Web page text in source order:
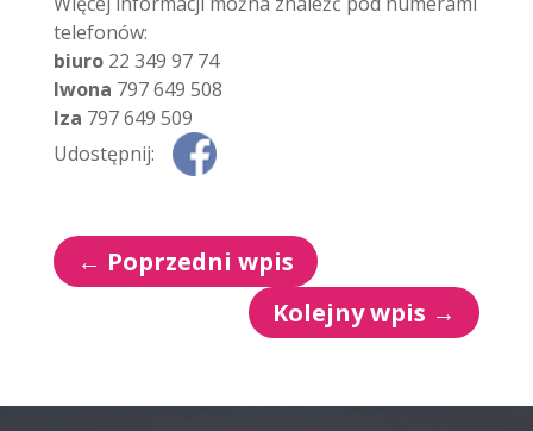
telefonów:
biuro 22 349 97 74
Iwona 797 649 508
Iza 797 649 509
Udostępnij:
← Poprzedni wpis
Kolejny wpis →